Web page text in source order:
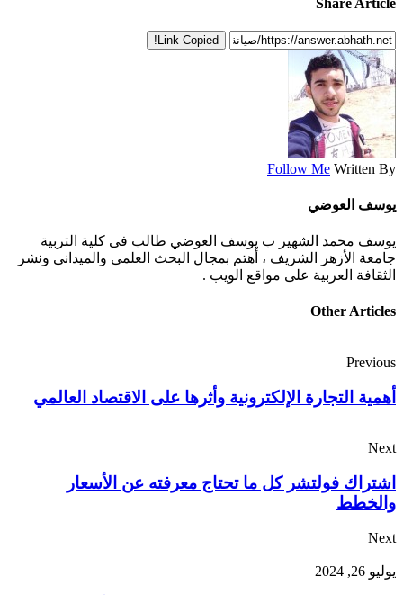
Link Copied!
Follow Me Written By
يوسف العوضي
يوسف محمد الشهير ب يوسف العوضي طالب فى كلية التربية
جامعة الأزهر الشريف ، أهتم بمجال البحث العلمى والميدانى ونشر
الثقافة العربية على مواقع الويب .
Other Articles
Previous
أهمية التجارة الإلكترونية وأثرها على الاقتصاد العالمي
Next
اشتراك فولتشر كل ما تحتاج معرفته عن الأسعار
والخطط
Next
يوليو 26, 2024